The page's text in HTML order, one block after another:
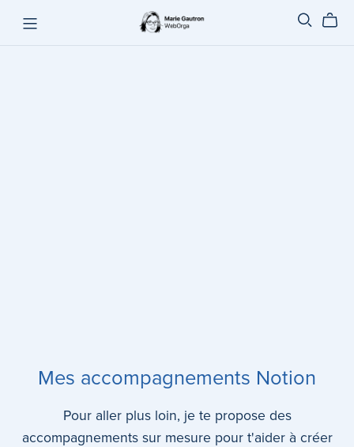
Mes accompagnements Notion
Pour aller plus loin, je te propose des
accompagnements sur mesure pour t'aider à créer